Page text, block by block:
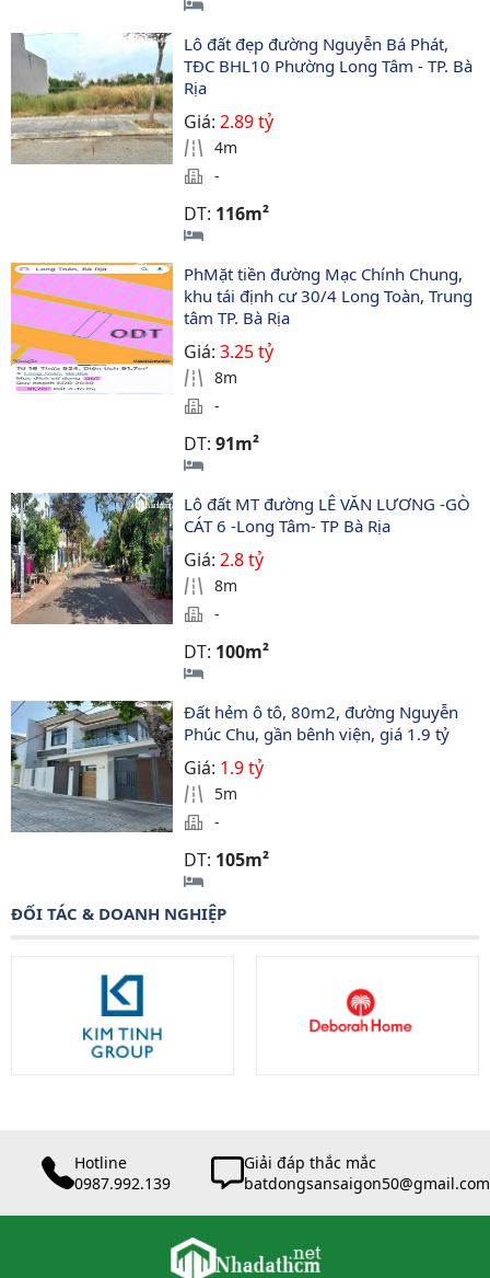
Lô đất đẹp đường Nguyễn Bá Phát,
TĐC BHL10 Phường Long Tâm - TP. Bà
Rịa
Giá:2.89 tỷ
4m
-
DT: 116m²
PhMặt tiền đường Mạc Chính Chung,
khu tái định cư 30/4 Long Toàn, Trung
tâm TP. Bà Rịa
Giá:3.25 tỷ
8m
-
DT:91m²
Lô đất MT đường LÊ VĂN LƯƠNG -GÒ
CÁT 6 -Long Tâm- TP Bà Rịa
Giá:2.8 tỷ
8m
-
DT: 100m²
Đất hẻm ô tô, 80m2, đường Nguyễn
Phúc Chu, gần bênh viện, giá 1.9 tỷ
Giá: 1.9 tỷ
5m
-
DT: 105m²
ĐỐI TÁC & DOANH NGHIỆP
Hotline
0987.992.139
Giải đáp thắc mắc
batdongsansaigon50@gmail.com